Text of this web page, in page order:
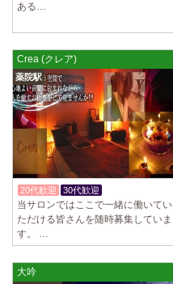
ある…
Crea (クレア)
薬院駅
20代歓迎 30代歓迎
当サロンではここで一緒に働いてい
ただける皆さんを随時募集していま
す。 …
大吟